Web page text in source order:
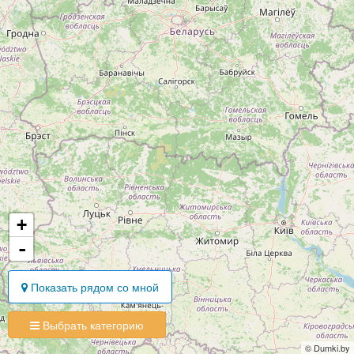
+
-
Показать рядом со мной
Выбрать категорию
© Dumki.by